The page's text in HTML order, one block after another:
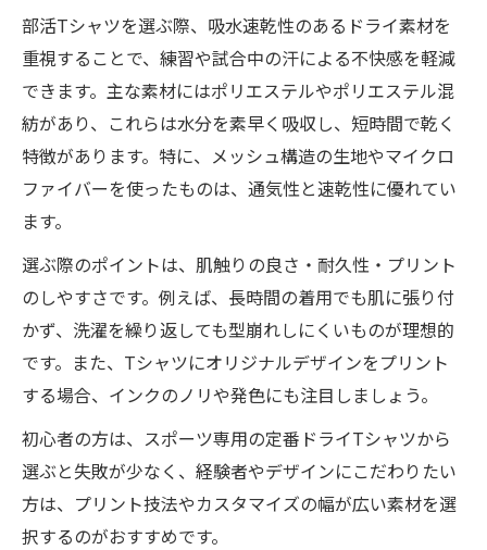
部活Tシャツにおすすめの吸水速乾ドライ素
材の特徴
ドライ素材の部活Tシャツでチーム一体感を
高める方法
吸水速乾ドライTシャツ選びで失敗しないポ
チームオリジナルTシャツの素材選びと吸水
速乾の重要性
部活Tシャツで重視すべき吸水速乾ドライの
機能性
ドライ素材で実現！汗対策とデザイン両立法
部活Tシャツは吸水速乾ドライで機能とデザ
インを両立
ドライTシャツの吸水速乾性とオリジナル性
を活かすコツ
部活Tシャツを選ぶ際、吸水速乾性のあるドライ素材を
重視することで、練習や試合中の汗による不快感を軽減
できます。主な素材にはポリエステルやポリエステル混
紡があり、これらは水分を素早く吸収し、短時間で乾く
特徴があります。特に、メッシュ構造の生地やマイクロ
ファイバーを使ったものは、通気性と速乾性に優れてい
ます。
選ぶ際のポイントは、肌触りの良さ・耐久性・プリント
のしやすさです。例えば、長時間の着用でも肌に張り付
かず、洗濯を繰り返しても型崩れしにくいものが理想的
です。また、Tシャツにオリジナルデザインをプリント
する場合、インクのノリや発色にも注目しましょう。
初心者の方は、スポーツ専用の定番ドライTシャツから
選ぶと失敗が少なく、経験者やデザインにこだわりたい
方は、プリント技法やカスタマイズの幅が広い素材を選
択するのがおすすめです。